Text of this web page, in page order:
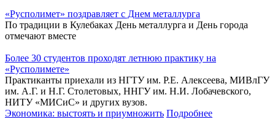
«Русполимет» поздравляет с Днем металлурга
По традиции в Кулебаках День металлурга и День города
отмечают вместе
Более 30 студентов проходят летнюю практику на
«Русполимете»
Практиканты приехали из НГТУ им. Р.Е. Алексеева, МИВлГУ
им. А.Г. и Н.Г. Столетовых, ННГУ им. Н.И. Лобачевского,
НИТУ «МИСиС» и других вузов.
Экономика: выстоять и приумножить Подробнее